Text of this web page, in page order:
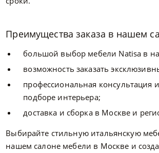
Преимущества заказа в нашем
большой выбор мебели Natisa в
возможность заказать
профессиональная консультация
подборе интерьера;
доставка и сборка в Москве и
Выбирайте стильную итальянскую
нашем салоне мебели в Москве и